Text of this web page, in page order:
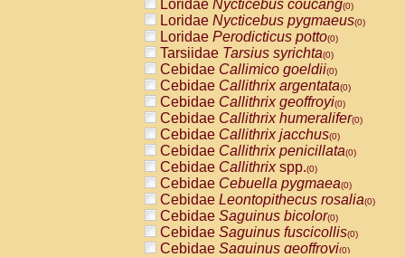
PitheciidaeCacajao calvus
PitheciidaeCallicebus cupreus
PitheciidaeCallicebus donacophilus
PitheciidaeCallicebus moloch
PitheciidaeCallicebus torquatus
PitheciidaeCallicebusspp.(0)
PitheciidaeChiropotes satanas(0)
PitheciidaePithecia monachus
PitheciidaePithecia pithecia(0)
CercopithecidaeCercocebus agilis
CercopithecidaeCercocebus
CercopithecidaeCercocebus
CercopithecidaeCercocebus
CercopithecidaeCercocebus
CercopithecidaeCercocebushybrid
Loridae Nycticebus coucang(0)
Loridae Nycticebus pygmaeus(0)
Loridae Perodicticus potto(0)
Tarsiidae Tarsius syrichta(0)
Cebidae Callimico goeldii(0)
Cebidae Callithrix argentata(0)
Cebidae Callithrix geoffroyi(0)
Cebidae Callithrix humeralifer(0)
Cebidae Callithrix jacchus(0)
Cebidae Callithrix penicillata(0)
Cebidae Callithrixspp.(0)
Cebidae Cebuella pygmaea(0)
Cebidae Leontopithecus rosalia(0)
Cebidae Saguinus bicolor(0)
Cebidae Saguinus fuscicollis(0)
Cebidae Saguinus geoffroyi(0)